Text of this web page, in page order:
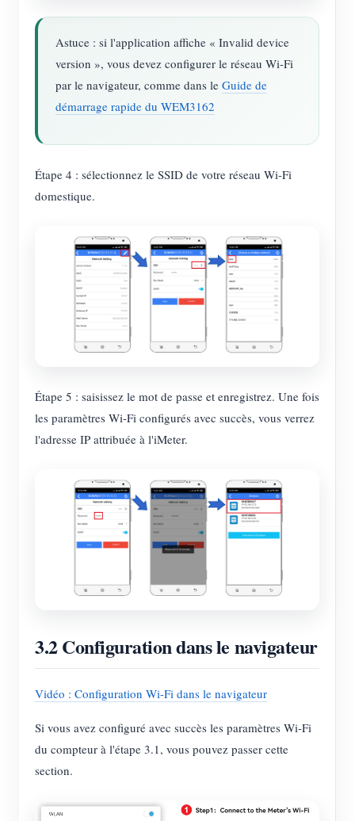
Astuce : si l'application affiche « Invalid device
version », vous devez configurer le réseau Wi-Fi
par le navigateur, comme dans le Guide de
démarrage rapide du WEM3162
Étape 4 : sélectionnez le SSID de votre réseau Wi-Fi
domestique.
Étape 5 : saisissez le mot de passe et enregistrez. Une fois
les paramètres Wi-Fi configurés avec succès, vous verrez
l'adresse IP attribuée à l'iMeter.
3.2 Configuration dans le navigateur
Vidéo : Configuration Wi-Fi dans le navigateur
Si vous avez configuré avec succès les paramètres Wi-Fi
du compteur à l'étape 3.1, vous pouvez passer cette
section.